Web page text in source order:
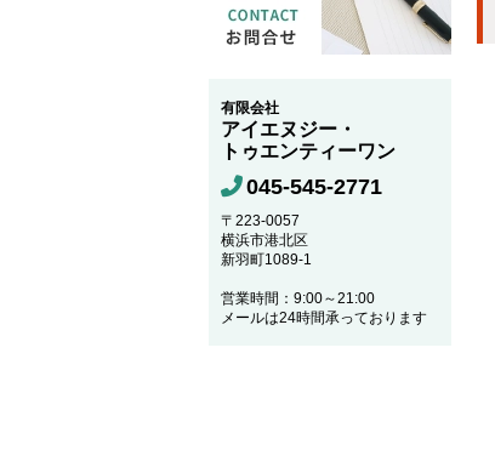
有限会社
アイエヌジー・
トゥエンティーワン
045-545-2771
〒223-0057
横浜市港北区
新羽町1089-1
営業時間：9:00～21:00
メールは24時間承っております